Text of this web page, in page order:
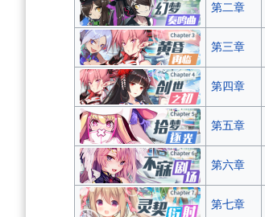
第二章
第三章
第四章
第五章
第六章
第七章